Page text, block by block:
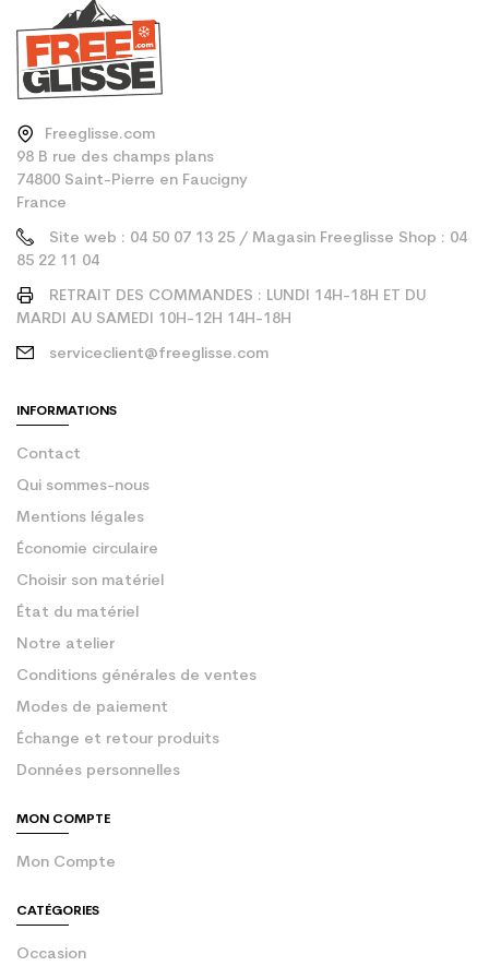
Freeglisse.com
98 B rue des champs plans
74800 Saint-Pierre en Faucigny
France
Site web : 04 50 07 13 25 / Magasin Freeglisse Shop : 04
85 22 11 04
RETRAIT DES COMMANDES : LUNDI 14H-18H ET DU
MARDI AU SAMEDI 10H-12H 14H-18H
serviceclient@freeglisse.com
INFORMATIONS
Contact
Qui sommes-nous
Mentions légales
Économie circulaire
Choisir son matériel
État du matériel
Notre atelier
Conditions générales de ventes
Modes de paiement
Échange et retour produits
Données personnelles
MON COMPTE
Mon Compte
CATÉGORIES
Occasion